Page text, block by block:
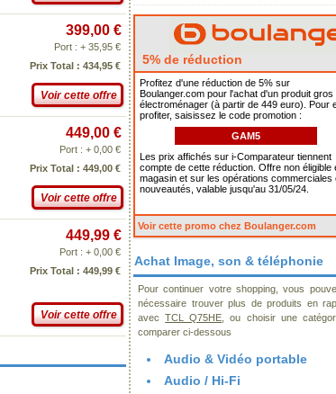
399,00 €
Port : + 35,95 €
Prix Total : 434,95 €
Voir cette offre
449,00 €
Port : + 0,00 €
Prix Total : 449,00 €
Voir cette offre
449,99 €
Port : + 0,00 €
Prix Total : 449,99 €
Voir cette offre
5% de réduction
Profitez d'une réduction de 5% sur
Boulanger.com pour l'achat d'un produit gros
électroménager (à partir de 449 euro). Pour
profiter, saisissez le code promotion :
GAM5
Les prix affichés sur i-Comparateur tiennent
compte de cette réduction. Offre non éligible
magasin et sur les opérations commerciales
nouveautés, valable jusqu'au 31/05/24.
Voir cette promo chez Boulanger.com
Achat Image, son & téléphonie
Pour continuer votre shopping, vous
nécessaire trouver plus de produits en
avecTCL Q75HE , ou choisir une
comparer ci-dessous
Audio & Vidéo portable
Audio / Hi-Fi